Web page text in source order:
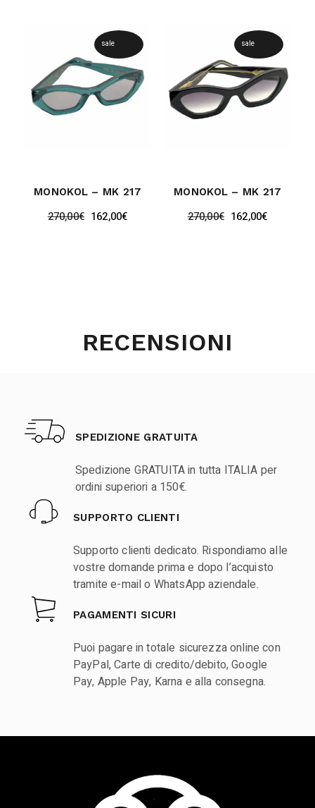
sale
MONOKOL – MK 217
270,00€ 162,00€
sale
MONOKOL – MK 217
270,00€ 162,00€
RECENSIONI
SPEDIZIONE GRATUITA
Spedizione GRATUITA in tutta ITALIA per
ordini superiori a 150€.
SUPPORTO CLIENTI
Supporto clienti dedicato. Rispondiamo alle
vostre domande prima e dopo l’acquisto
tramite e-mail o WhatsApp aziendale.
PAGAMENTI SICURI
Puoi pagare in totale sicurezza online con
PayPal, Carte di credito/debito, Google
Pay, Apple Pay, Karna e alla consegna.